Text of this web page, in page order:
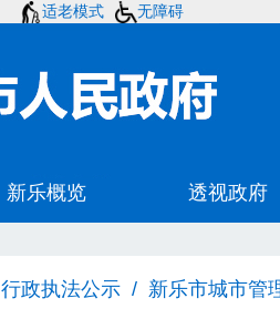
适老模式 无障碍
行政执法公示 / 新乐市城市管